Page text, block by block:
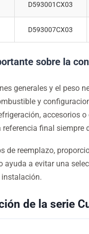
D593001CX03
D593007CX03
sobre la
generales y el peso
y
accesorios
final siempre
de reemplazo,
ayuda a evitar una
instalación.
de la serie